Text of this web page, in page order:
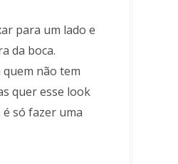
para um lado e
da boca.
não tem
quer esse look
é só fazer uma